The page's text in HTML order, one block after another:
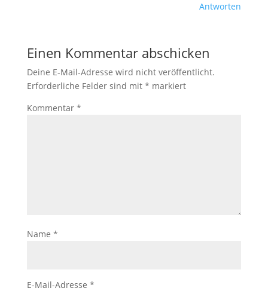
Antworten
Einen Kommentar abschicken
Deine E-Mail-Adresse wird nicht veröffentlicht.
Erforderliche Felder sind mit * markiert
Kommentar *
Name *
E-Mail-Adresse *